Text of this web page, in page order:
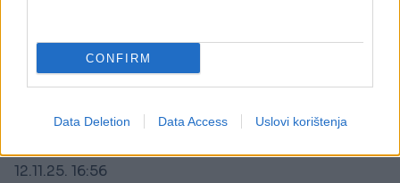
CONFIRM
Data Deletion Data Access Uslovi korištenja
REGION
12.11.25. 16:56